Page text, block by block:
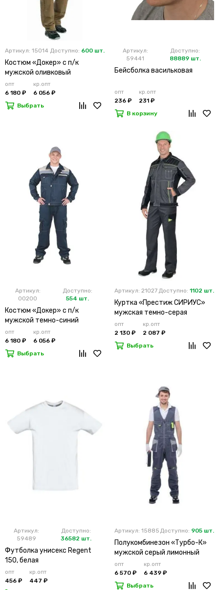
Артикул: 15014 Доступно: 600 шт.
Костюм «Докер» с п/к
мужской оливковый
опт
6 180 ₽
кр.опт
6 056 ₽
Выбрать
Артикул:
59441
Доступно:
88889 шт.
Бейсболка васильковая
опт
236 ₽
кр.опт
231 ₽
В корзину
Артикул:
00200
Доступно:
554 шт.
Костюм «Докер» с п/к
мужской темно-синий
опт
6 180 ₽
кр.опт
6 056 ₽
Выбрать
Артикул: 21027 Доступно: 1102 шт.
Куртка «Престиж СИРИУС»
мужская темно-серая
опт
2 130 ₽
кр.опт
2 087 ₽
Выбрать
Артикул:
59489
Доступно:
36582 шт.
Футболка унисекс Regent
150, белая
опт
456 ₽
кр.опт
447 ₽
Артикул: 15885 Доступно: 905 шт.
Полукомбинезон «Турбо-К»
мужской серый лимонный
опт
6 570 ₽
кр.опт
6 439 ₽
Выбрать